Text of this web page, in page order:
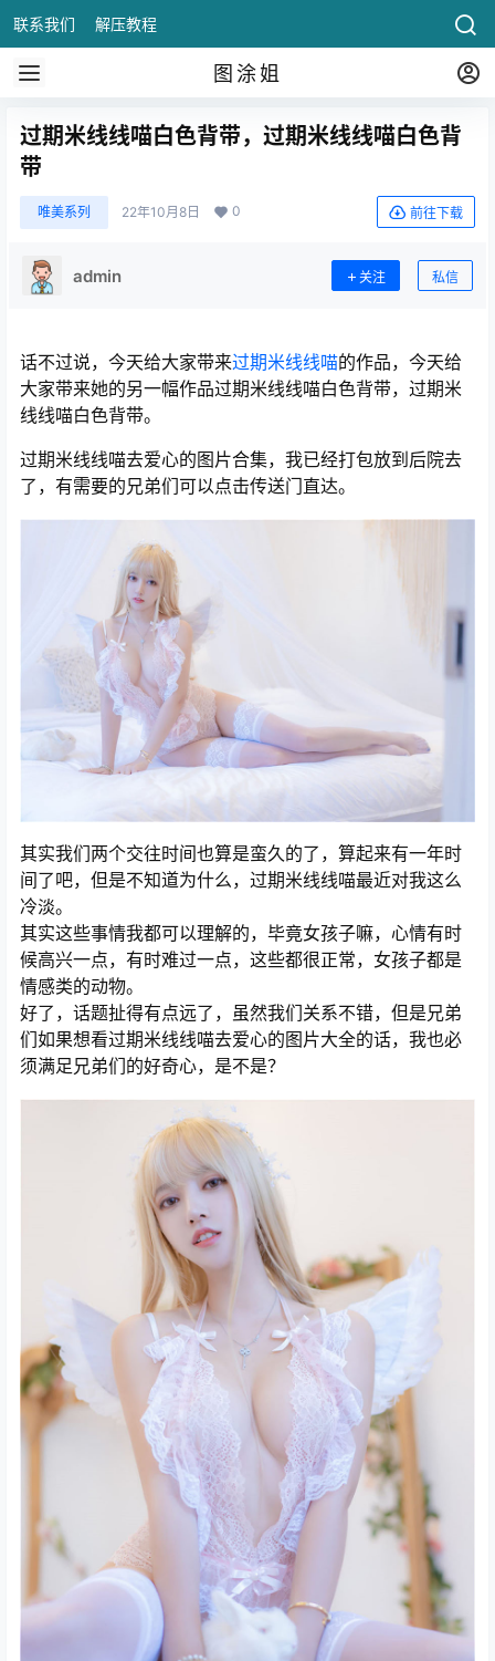
联系我们 解压教程
图涂姐
过期米线线喵白色背带，过期米线线喵白色背
带
唯美系列 22年10月8日 0 前往下载
admin 关注 私信
话不过说，今天给大家带来过期米线线喵的作品，今天给
大家带来她的另一幅作品过期米线线喵白色背带，过期米
线线喵白色背带。
过期米线线喵去爱心的图片合集，我已经打包放到后院去
了，有需要的兄弟们可以点击传送门直达。
其实我们两个交往时间也算是蛮久的了，算起来有一年时
间了吧，但是不知道为什么，过期米线线喵最近对我这么
冷淡。
其实这些事情我都可以理解的，毕竟女孩子嘛，心情有时
候高兴一点，有时难过一点，这些都很正常，女孩子都是
情感类的动物。
好了，话题扯得有点远了，虽然我们关系不错，但是兄弟
们如果想看过期米线线喵去爱心的图片大全的话，我也必
须满足兄弟们的好奇心，是不是？